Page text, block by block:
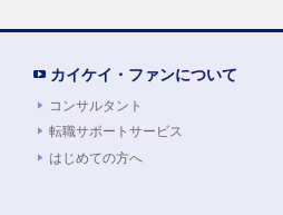
カイケイ・ファンについて
コンサルタント
転職サポートサービス
はじめての方へ